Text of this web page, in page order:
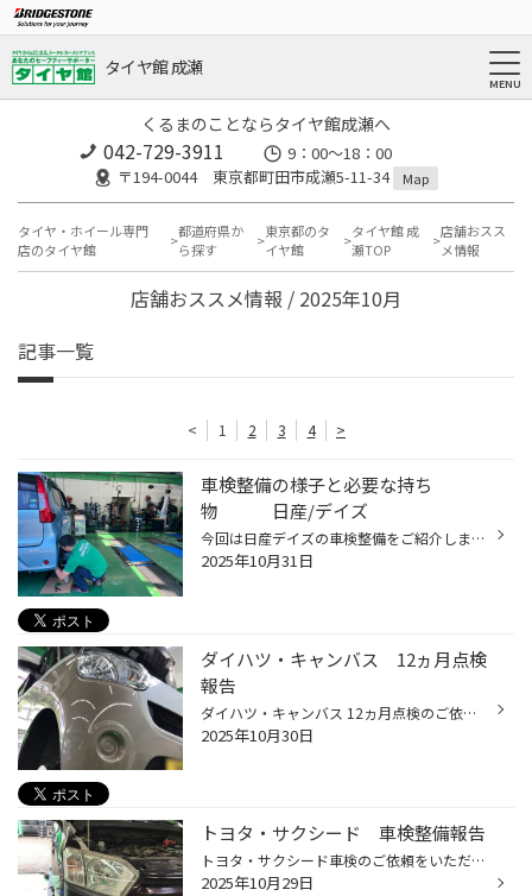
タイヤ館 成瀬
くるまのことならタイヤ館成瀬へ
042-729-3911
9：00～18：00
〒194-0044 東京都町田市成瀬5-11-34
Map
タイヤ・ホイール専門
店のタイヤ館
都道府県か
ら探す
東京都のタ
イヤ館
タイヤ館 成
瀬TOP
店舗おスス
メ情報
店舗おススメ情報 / 2025年10月
記事一覧
< 1 2 3 4 >
車検整備の様子と必要な持ち
物 日産/デイズ
今回は日産デイズの車検整備をご紹介します。 作業の流れから、車検当日に必要な持ち物までまとめました。 車検整備の中でも特に大切なのが ブレーキの点検。 リフトアップしてホイールを外し、ブレーキの状態を確認します。次に ブレーキフルード（ブレーキオイル）の交換 。 専用の「ブレーキフル...
2025年10月31日
ダイハツ・キャンバス 12ヵ月点検
報告
ダイハツ・キャンバス 12ヵ月点検のご依頼をいただきました。 ありがとうございますm(_ _)m 普段の気づきにくい細かな部分までしっかりチェックします(｀・ω・´)ゞ 大きな不具合が出る前に予防整備できるので安心につながります|ω・) 追加ではエンジンオイル交換とリヤワイパー交換をさせていただき...
2025年10月30日
トヨタ・サクシード 車検整備報告
トヨタ・サクシード車検のご依頼をいただきました。 ありがとうございますm(_ _)m いつも通り24ヶ月点検をしていく中（清掃・整備・グリスアップ・点検）で交換しなくてはならない部品がでてきてしまいましたΣ(ﾟДﾟ) 事前見積りでは、タイヤ２本交換・スタビリンク交換の準備はできていましたが やは...
2025年10月29日